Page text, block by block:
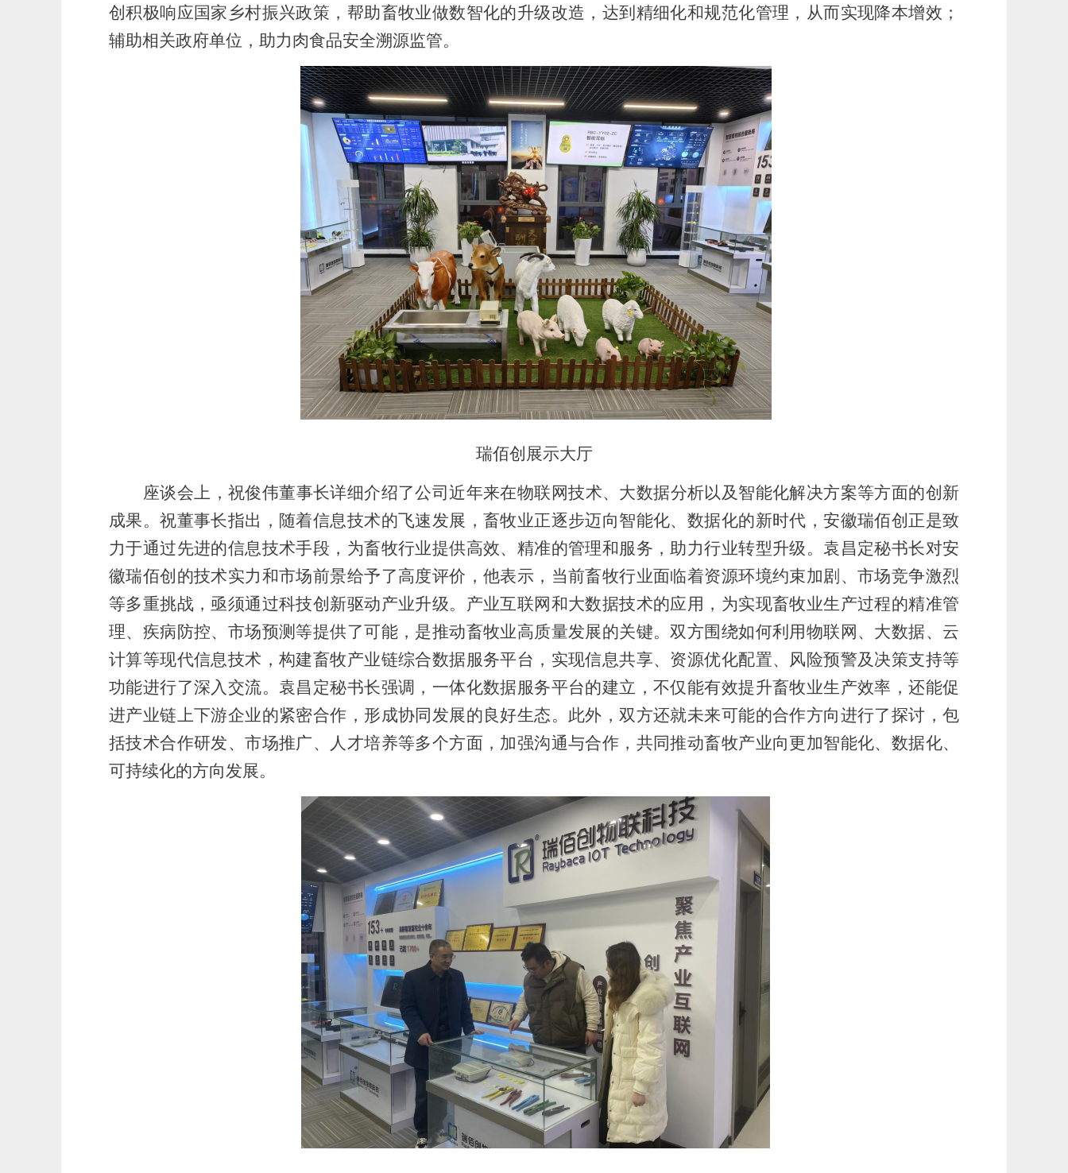
创积极响应国家乡村振兴政策，帮助畜牧业做数智化的升级改造，达到精细化和规范化管理，从而实现降本增效；
辅助相关政府单位，助力肉食品安全溯源监管。
瑞佰创展示大厅
座谈会上，祝俊伟董事长详细介绍了公司近年来在物联网技术、大数据分析以及智能化解决方案等方面的创新
成果。祝董事长指出，随着信息技术的飞速发展，畜牧业正逐步迈向智能化、数据化的新时代，安徽瑞佰创正是致
力于通过先进的信息技术手段，为畜牧行业提供高效、精准的管理和服务，助力行业转型升级。袁昌定秘书长对安
徽瑞佰创的技术实力和市场前景给予了高度评价，他表示，当前畜牧行业面临着资源环境约束加剧、市场竞争激烈
等多重挑战，亟须通过科技创新驱动产业升级。产业互联网和大数据技术的应用，为实现畜牧业生产过程的精准管
理、疾病防控、市场预测等提供了可能，是推动畜牧业高质量发展的关键。双方围绕如何利用物联网、大数据、云
计算等现代信息技术，构建畜牧产业链综合数据服务平台，实现信息共享、资源优化配置、风险预警及决策支持等
功能进行了深入交流。袁昌定秘书长强调，一体化数据服务平台的建立，不仅能有效提升畜牧业生产效率，还能促
进产业链上下游企业的紧密合作，形成协同发展的良好生态。 此外，双方还就未来可能的合作方向进行了探讨，包
括技术合作研发、市场推广、人才培养等多个方面，加强沟通与合作，共同推动畜牧产业向更加智能化、数据化、
可持续化的方向发展。